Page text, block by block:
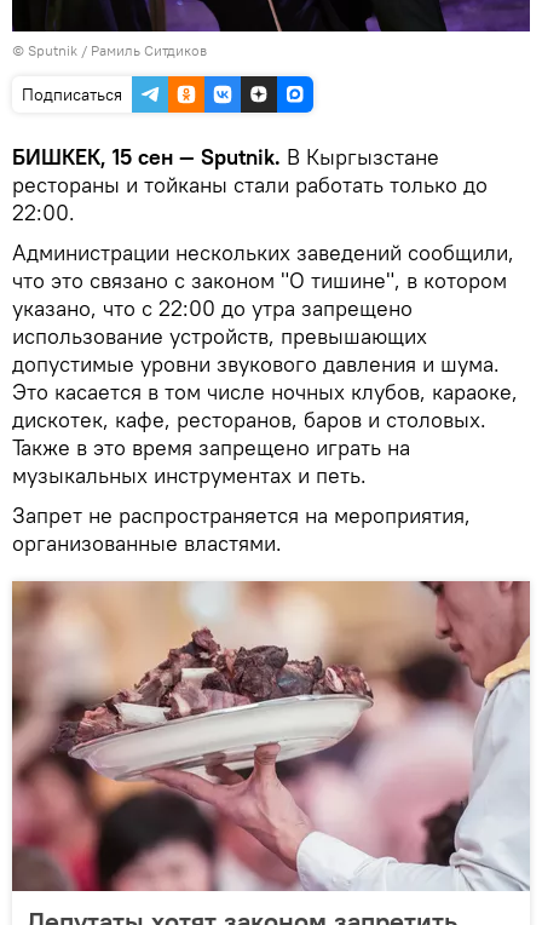
© Sputnik / Рамиль Ситдиков
Подписаться
БИШКЕК, 15 сен — Sputnik. В Кыргызстане
рестораны и тойканы стали работать только до
22:00.
Администрации нескольких заведений сообщили,
что это связано с законом "О тишине", в котором
указано, что с 22:00 до утра запрещено
использование устройств, превышающих
допустимые уровни звукового давления и шума.
Это касается в том числе ночных клубов, караоке,
дискотек, кафе, ресторанов, баров и столовых.
Также в это время запрещено играть на
музыкальных инструментах и петь.
Запрет не распространяется на мероприятия,
организованные властями.